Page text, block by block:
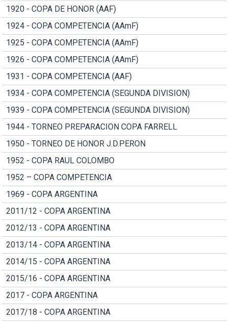
1920 - COPA DE HONOR (AAF)
1924 - COPA COMPETENCIA (AAmF)
1925 - COPA COMPETENCIA (AAmF)
1926 - COPA COMPETENCIA (AAmF)
1931 - COPA COMPETENCIA (AAF)
1934 - COPA COMPETENCIA (SEGUNDA DIVISION)
1939 - COPA COMPETENCIA (SEGUNDA DIVISION)
1944 - TORNEO PREPARACION COPA FARRELL
1950 - TORNEO DE HONOR J.D.PERON
1952 - COPA RAUL COLOMBO
1952 – COPA COMPETENCIA
1969 - COPA ARGENTINA
2011/12 - COPA ARGENTINA
2012/13 - COPA ARGENTINA
2013/14 - COPA ARGENTINA
2014/15 - COPA ARGENTINA
2015/16 - COPA ARGENTINA
2017 - COPA ARGENTINA
2017/18 - COPA ARGENTINA